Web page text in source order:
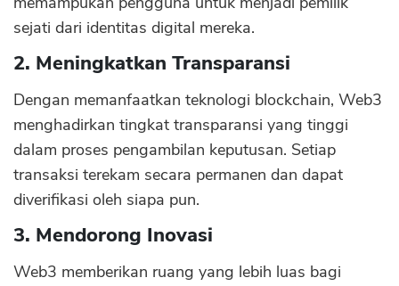
sejati dari identitas digital mereka.
2. Meningkatkan Transparansi
Dengan memanfaatkan teknologi blockchain, Web3
menghadirkan tingkat transparansi yang tinggi
dalam proses pengambilan keputusan. Setiap
transaksi terekam secara permanen dan dapat
diverifikasi oleh siapa pun.
3. Mendorong Inovasi
Web3 memberikan ruang yang lebih luas bagi